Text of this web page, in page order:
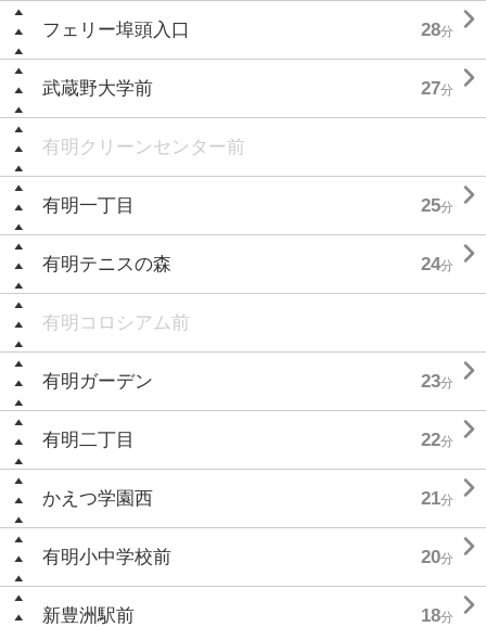
フェリー埠頭入口 28分 
武蔵野大学前 27分 
有明クリーンセンター前
有明一丁目 25分 
有明テニスの森 24分 
有明コロシアム前
有明ガーデン 23分 
有明二丁目 22分 
かえつ学園西 21分 
有明小中学校前 20分 
新豊洲駅前 18分 